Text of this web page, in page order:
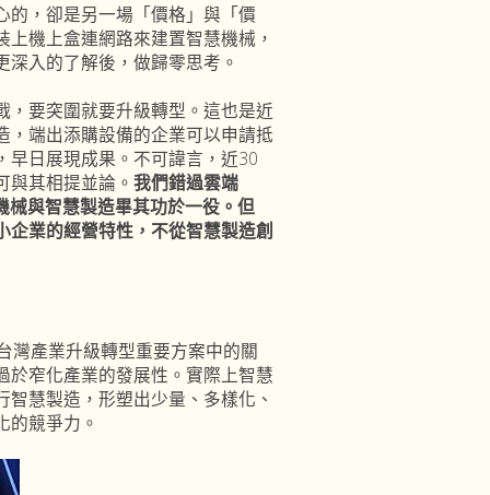
，卻是另一場「價格」與「價
機上盒連網路來建置智慧機械，
入的了解後，做歸零思考。
要突圍就要升級轉型。這也是近
端出添購設備的企業可以申請抵
早日展現成果。不可諱言，近30
其相提並論。 我們錯過雲端
與智慧製造畢其功於一役。但
業的經營特性，不從智慧製造創
產業升級轉型重要方案中的關
窄化產業的發展性。實際上智慧
慧製造，形塑出少量、多樣化、
的競爭力。